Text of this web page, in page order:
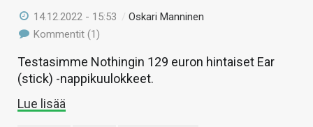
14.12.2022 - 15:53 /Oskari Manninen
Kommentit (1)
Testasimme Nothingin 129 euron hintaiset Ear
(stick) -nappikuulokkeet.
Lue lisää